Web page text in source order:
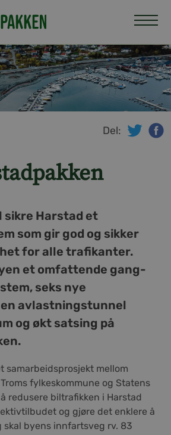
Del:
sikre Harstad et
som gir god og sikker
for alle trafikanter.
et omfattende gang-
seks nye
avlastningstunnel
og økt satsing på
samarbeidsprosjekt mellom
fylkeskommune og Statens
redusere biltrafikken i Harstad
og gjøre det enklere å
skal byens innfartsveg rv. 83